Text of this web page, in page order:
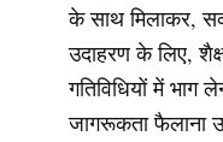
के साथ मिलाकर,
उदाहरण के लिए,
गतिविधियों में भाग
जागरूकता फैलाना